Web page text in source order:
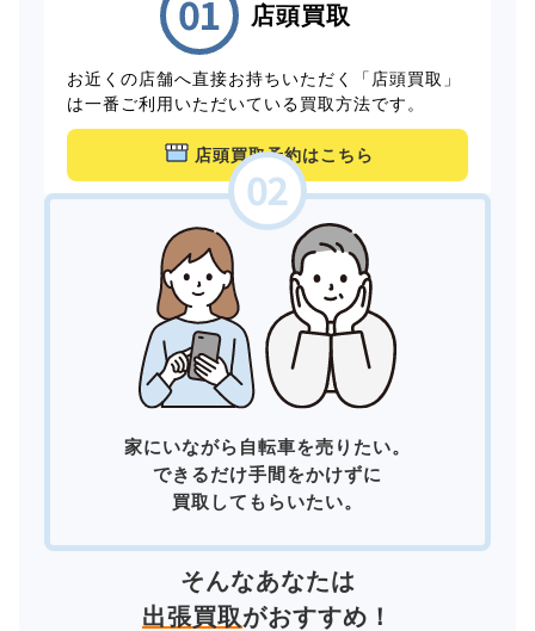
店頭買取
お近くの店舗へ直接お持ちいただく「店頭買取」
は一番ご利用いただいている買取方法です。
店頭買取予約はこちら
家にいながら自転車を売りたい。
できるだけ手間をかけずに
買取してもらいたい。
そんなあなたは
出張買取がおすすめ！